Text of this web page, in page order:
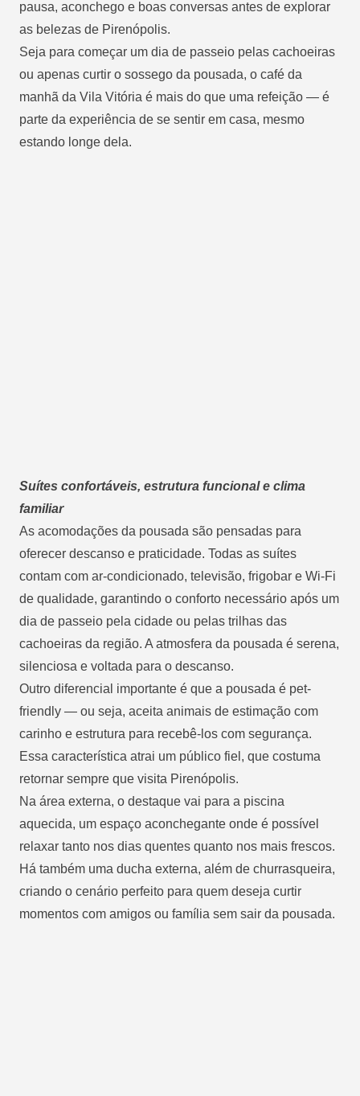
pausa, aconchego e boas conversas antes de explorar
as belezas de Pirenópolis.
Seja para começar um dia de passeio pelas cachoeiras
ou apenas curtir o sossego da pousada, o café da
manhã da Vila Vitória é mais do que uma refeição — é
parte da experiência de se sentir em casa, mesmo
estando longe dela.
Suítes confortáveis, estrutura funcional e clima
familiar
As acomodações da pousada são pensadas para
oferecer descanso e praticidade. Todas as suítes
contam com ar-condicionado, televisão, frigobar e Wi-Fi
de qualidade, garantindo o conforto necessário após um
dia de passeio pela cidade ou pelas trilhas das
cachoeiras da região. A atmosfera da pousada é serena,
silenciosa e voltada para o descanso.
Outro diferencial importante é que a pousada é pet-
friendly — ou seja, aceita animais de estimação com
carinho e estrutura para recebê-los com segurança.
Essa característica atrai um público fiel, que costuma
retornar sempre que visita Pirenópolis.
Na área externa, o destaque vai para a piscina
aquecida, um espaço aconchegante onde é possível
relaxar tanto nos dias quentes quanto nos mais frescos.
Há também uma ducha externa, além de churrasqueira,
criando o cenário perfeito para quem deseja curtir
momentos com amigos ou família sem sair da pousada.